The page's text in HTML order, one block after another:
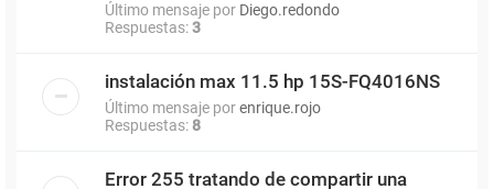
Último mensaje por Diego.redondo
Respuestas:3
instalación max 11.5 hp 15S-FQ4016NS
Último mensaje porenrique.rojo
Respuestas: 8
Error 255 tratando de compartir una